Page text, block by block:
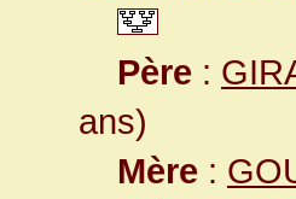
Père :
ans)
Mère :